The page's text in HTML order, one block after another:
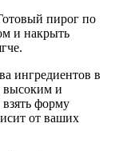
пирог по
и накрыть
ингредиентов в
высоким и
форму
от ваших